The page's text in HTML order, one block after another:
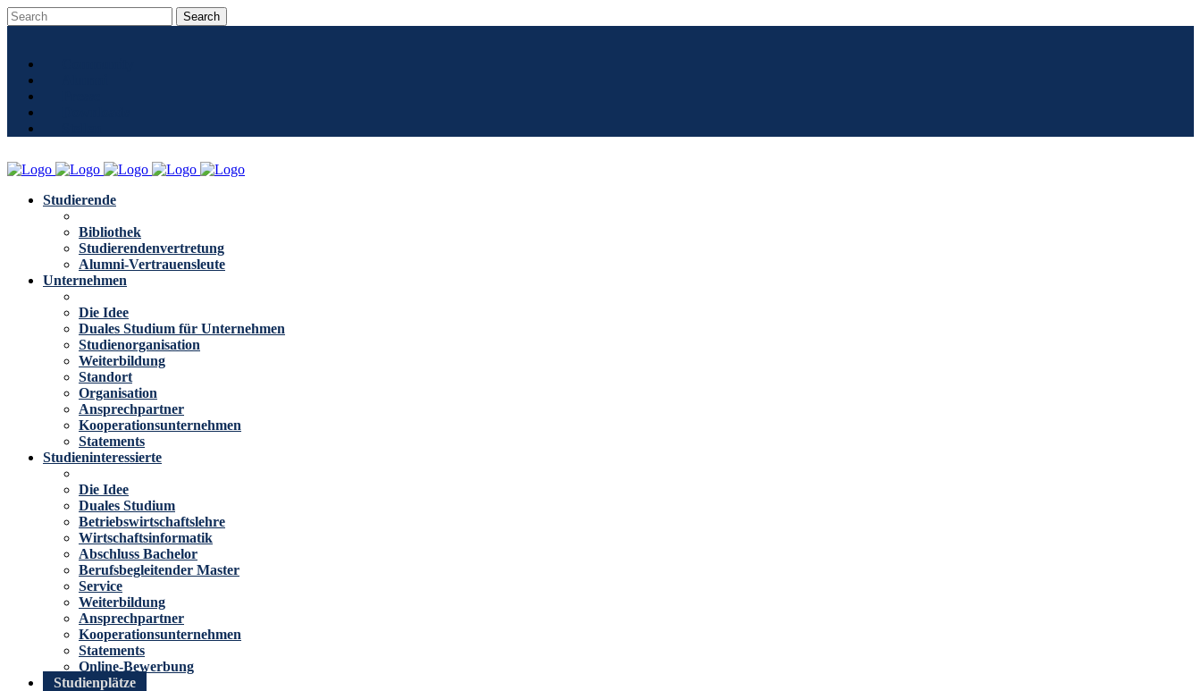
Studierende
Bibliothek
Studierendenvertretung
Alumni-Vertrauensleute
Unternehmen
Die Idee
Duales Studium für Unternehmen
Studienorganisation
Weiterbildung
Standort
Organisation
Ansprechpartner
Kooperationsunternehmen
Statements
Studieninteressierte
Die Idee
Duales Studium
Betriebswirtschaftslehre
Wirtschaftsinformatik
Abschluss Bachelor
Berufsbegleitender Master
Service
Weiterbildung
Ansprechpartner
Kooperationsunternehmen
Statements
Online-Bewerbung
Studienplätze